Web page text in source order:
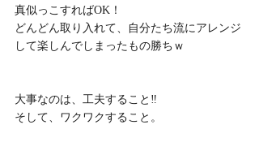
真似っこすればOK！
どんどん取り入れて、自分たち流にアレンジ
して楽しんでしまったもの勝ちｗ
大事なのは、工夫すること‼
そして、ワクワクすること。